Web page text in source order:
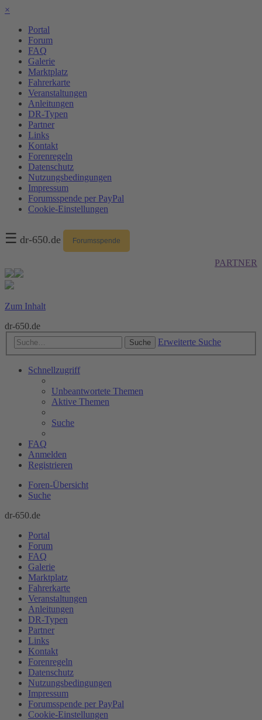
×
Portal
Forum
FAQ
Galerie
Marktplatz
Fahrerkarte
Veranstaltungen
Anleitungen
DR-Typen
Partner
Links
Kontakt
Forenregeln
Datenschutz
Nutzungsbedingungen
Impressum
Forumsspende per PayPal
Cookie-Einstellungen
☰ dr-650.de Forumsspende
PARTNER
Zum Inhalt
dr-650.de
Suche Erweiterte Suche
Schnellzugriff
Unbeantwortete Themen
Aktive Themen
Suche
FAQ
Anmelden
Registrieren
Foren-Übersicht
Suche
dr-650.de
Portal
Forum
FAQ
Galerie
Marktplatz
Fahrerkarte
Veranstaltungen
Anleitungen
DR-Typen
Partner
Links
Kontakt
Forenregeln
Datenschutz
Nutzungsbedingungen
Impressum
Forumsspende per PayPal
Cookie-Einstellungen